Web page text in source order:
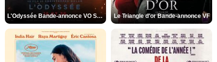
L'Odyssée Bande-annonce VO STFR Le Triangle d'or Bande-annonce VF